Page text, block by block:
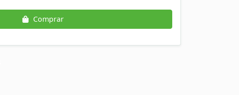
Comprar